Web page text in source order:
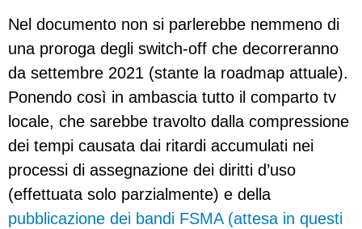
Nel documento non si parlerebbe nemmeno di
una proroga degli switch-off che decorreranno
da settembre 2021 (stante la roadmap attuale).
Ponendo così in ambascia tutto il comparto tv
locale, che sarebbe travolto dalla compressione
dei tempi causata dai ritardi accumulati nei
processi di assegnazione dei diritti d’uso
(effettuata solo parzialmente) e della
pubblicazione dei bandi FSMA (attesa in questi